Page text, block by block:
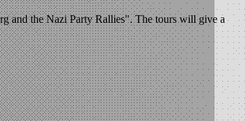
and the Nazi Party Rallies". The tours will give a